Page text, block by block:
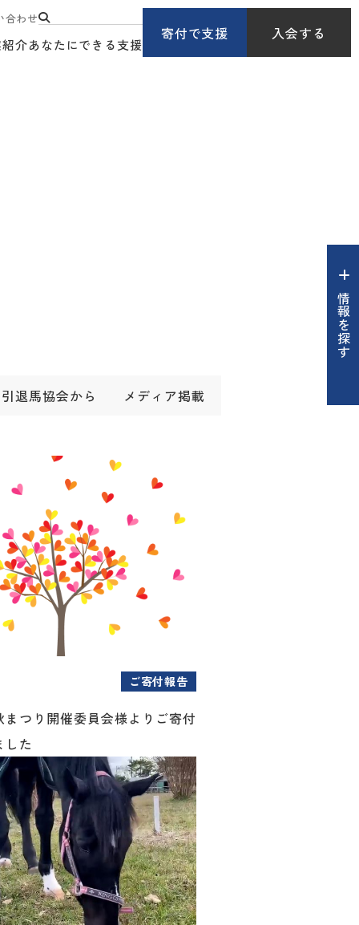
合わせ
介あなたにできる支援
寄付で支援 入会する
情報を探す
引退馬協会から メディア掲載
ご寄付報告
まつり開催委員会様よりご寄付
した